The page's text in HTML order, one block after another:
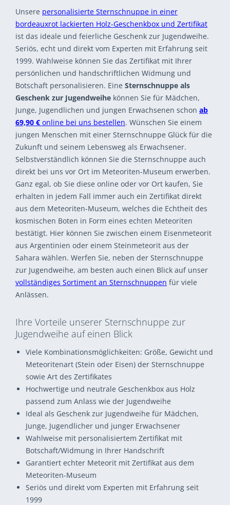
Unsere personalisierte Sternschnuppe in einer
bordeauxrot lackierten Holz-Geschenkbox und Zertifikat
ist das ideale und feierliche Geschenk zur Jugendweihe.
Seriös, echt und direkt vom Experten mit Erfahrung seit
1999. Wahlweise können Sie das Zertifikat mit Ihrer
persönlichen und handschriftlichen Widmung und
Botschaft personalisieren. Eine Sternschnuppe als
Geschenk zur Jugendweihe können Sie für Mädchen,
Junge, Jugendlichen und jungen Erwachsenen schon ab
69,90 € online bei uns bestellen. Wünschen Sie einem
jungen Menschen mit einer Sternschnuppe Glück für die
Zukunft und seinem Lebensweg als Erwachsener.
Selbstverständlich können Sie die Sternschnuppe auch
direkt bei uns vor Ort im Meteoriten-Museum erwerben.
Ganz egal, ob Sie diese online oder vor Ort kaufen, Sie
erhalten in jedem Fall immer auch ein Zertifikat direkt
aus dem Meteoriten-Museum, welches die Echtheit des
kosmischen Boten in Form eines echten Meteoriten
bestätigt. Hier können Sie zwischen einem Eisenmeteorit
aus Argentinien oder einem Steinmeteorit aus der
Sahara wählen. Werfen Sie, neben der Sternschnuppe
zur Jugendweihe, am besten auch einen Blick auf unser
vollständiges Sortiment an Sternschnuppen für viele
Anlässen.
Ihre Vorteile unserer Sternschnuppe zur
Jugendweihe auf einen Blick
Viele Kombinationsmöglichkeiten: Größe, Gewicht und
Meteoritenart (Stein oder Eisen) der Sternschnuppe
sowie Art des Zertifikates
Hochwertige und neutrale Geschenkbox aus Holz
passend zum Anlass wie der Jugendweihe
Ideal als Geschenk zur Jugendweihe für Mädchen,
Junge, Jugendlicher und junger Erwachsener
Wahlweise mit personalisiertem Zertifikat mit
Botschaft/Widmung in Ihrer Handschrift
Garantiert echter Meteorit mit Zertifikat aus dem
Meteoriten-Museum
Seriös und direkt vom Experten mit Erfahrung seit
1999